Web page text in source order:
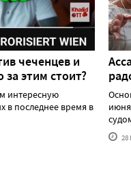
чеченцев и
за этим стоит?
интересную
последнее время в